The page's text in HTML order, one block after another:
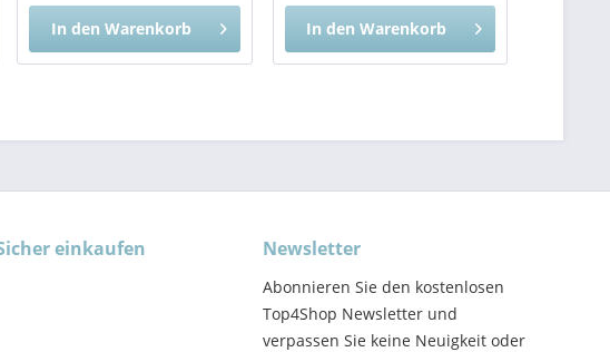
In den Warenkorb In den Warenkorb
einkaufen Newsletter
Abonnieren Sie den kostenlosen
Top4Shop Newsletter und
verpassen Sie keine Neuigkeit oder